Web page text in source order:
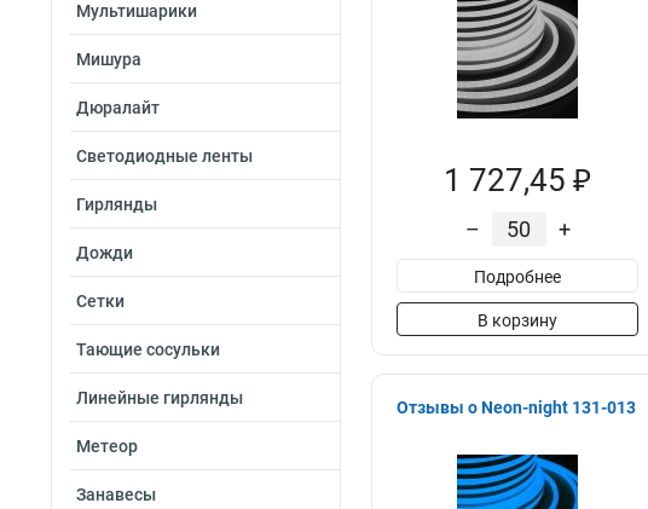
Мультишарики
Мишура
Дюралайт
Светодиодные ленты
Гирлянды
Дожди
Сетки
Тающие сосульки
Линейные гирлянды
Метеор
Занавесы
1 727,45 ₽
– +
Подробнее
В корзину
Отзывы о Neon-night 131-013